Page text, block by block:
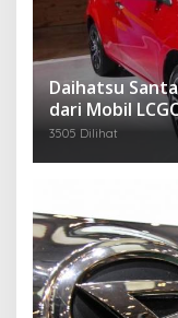
Daihatsu
dari Mobil
3505 Dilihat